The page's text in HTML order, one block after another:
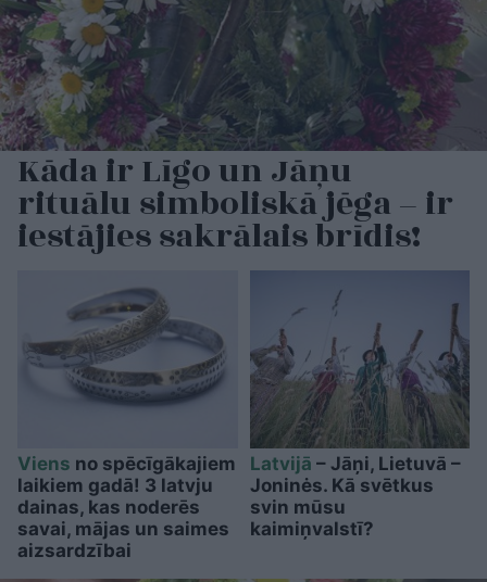
Kāda ir Līgo un Jāņu
rituālu simboliskā jēga – ir
iestājies sakrālais brīdis!
Viens no spēcīgākajiem
laikiem gadā! 3 latvju
dainas, kas noderēs
savai, mājas un saimes
aizsardzībai
Latvijā – Jāņi, Lietuvā –
Joninės. Kā svētkus
svin mūsu
kaimiņvalstī?